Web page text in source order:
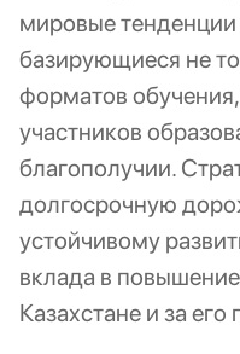
мировые тенденции
базирующиеся не
форматов
участников
благополучии.
долгосрочную
устойчивому
вклада в
Казахстане и за